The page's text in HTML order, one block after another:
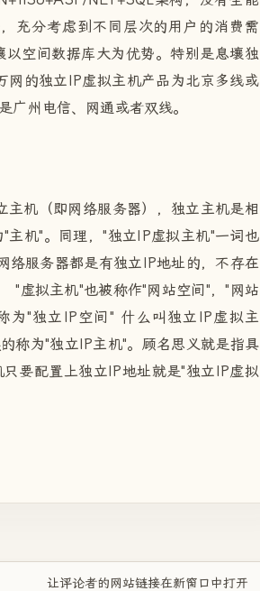
充分考虑到不同层次的用户的消费需
空间数据库大为优势。特别是息壤独
的独立IP虚拟主机产品为北京多线或
广州电信、网通或者双线。
机（即网络服务器），独立主机是相
主机"。同理，"独立IP虚拟主机"一词也
络服务器都是有独立IP地址的，不存在
拟主机"也被称作"网站空间"，"网站
为"独立IP空间" 什么叫独立IP虚拟主
为"独立IP主机"。顾名思义就是指具
要配置上独立IP地址就是"独立IP虚拟
让评论者的网站链接在新窗口中打开